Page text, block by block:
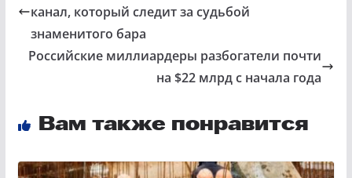
канал, который следит за судьбой
знаменитого бара
Российские миллиардеры разбогатели почти
на $22 млрд с начала года
Вам также понравится